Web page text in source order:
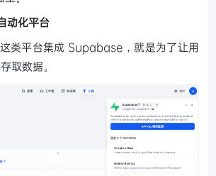
动化平台
类平台集成 Supabase，就是为了让用
取数据。